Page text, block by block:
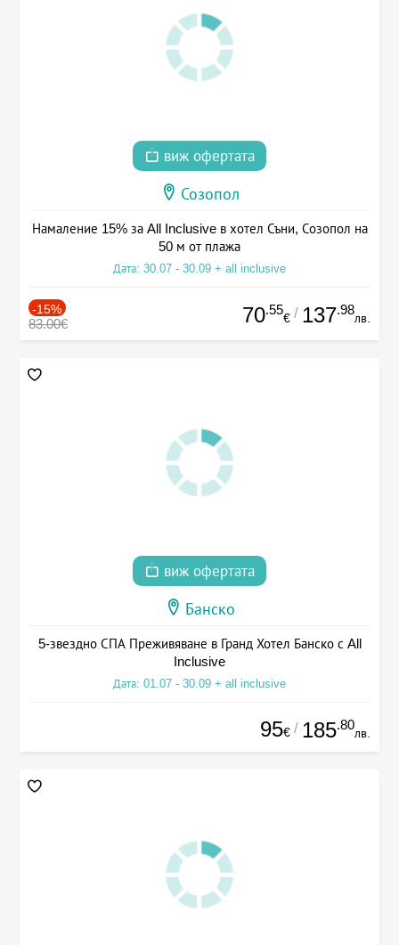
виж офертата
Созопол
Намаление 15% за All Inclusive в хотел Съни, Созопол на
50 м от плажа
Дата: 30.07 - 30.09 + all inclusive
-15%
83.00€ 70.55
€ / 137.98
лв.
виж офертата
Банско
5-звездно СПА Преживяване в Гранд Хотел Банско с All
Inclusive
Дата: 01.07 - 30.09 + all inclusive
95€ / 185.80
лв.